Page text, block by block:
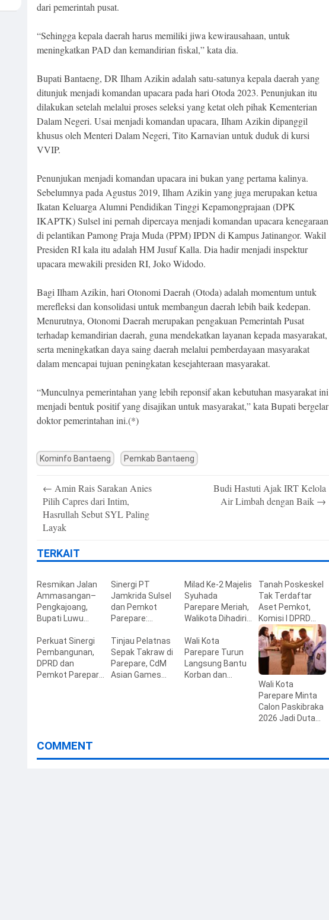
dari pemerintah pusat.
“Sehingga kepala daerah harus memiliki jiwa kewirausahaan, untuk
meningkatkan PAD dan kemandirian fiskal,” kata dia.
Bupati Bantaeng, DR Ilham Azikin adalah satu-satunya kepala daerah yang
ditunjuk menjadi komandan upacara pada hari Otoda 2023. Penunjukan itu
dilakukan setelah melalui proses seleksi yang ketat oleh pihak Kementerian
Dalam Negeri. Usai menjadi komandan upacara, Ilham Azikin dipanggil
khusus oleh Menteri Dalam Negeri, Tito Karnavian untuk duduk di kursi
VVIP.
Penunjukan menjadi komandan upacara ini bukan yang pertama kalinya.
Sebelumnya pada Agustus 2019, Ilham Azikin yang juga merupakan ketua
Ikatan Keluarga Alumni Pendidikan Tinggi Kepamongprajaan (DPK
IKAPTK) Sulsel ini pernah dipercaya menjadi komandan upacara kenegaraan
di pelantikan Pamong Praja Muda (PPM) IPDN di Kampus Jatinangor. Wakil
Presiden RI kala itu adalah HM Jusuf Kalla. Dia hadir menjadi inspektur
upacara mewakili presiden RI, Joko Widodo.
Bagi Ilham Azikin, hari Otonomi Daerah (Otoda) adalah momentum untuk
merefleksi dan konsolidasi untuk membangun daerah lebih baik kedepan.
Menurutnya, Otonomi Daerah merupakan pengakuan Pemerintah Pusat
terhadap kemandirian daerah, guna mendekatkan layanan kepada masyarakat,
serta meningkatkan daya saing daerah melalui pemberdayaan masyarakat
dalam mencapai tujuan peningkatan kesejahteraan masyarakat.
“Munculnya pemerintahan yang lebih reponsif akan kebutuhan masyarakat ini
menjadi bentuk positif yang disajikan untuk masyarakat,” kata Bupati bergelar
doktor pemerintahan ini.(*)
Kominfo Bantaeng Pemkab Bantaeng
navigation
← Amin Rais Sarakan Anies
Pilih Capres dari Intim,
Hasrullah Sebut SYL Paling
Layak
Budi Hastuti Ajak IRT Kelola
Air Limbah dengan Baik →
TERKAIT
Resmikan Jalan
Ammasangan–
Pengkajoang,
Bupati Luwu
Rawat
Infrastruktur
Sinergi PT
Jamkrida Sulsel
dan Pemkot
Parepare:
Pembiayaan dan
Ekosistem UMKM
Milad Ke-2 Majelis
Syuhada
Parepare Meriah,
Walikota Dihadiri
Jemaah di Masjid
Al Manar
Tanah Poskeskel
Tak Terdaftar
Aset Pemkot,
Komisi I DPRD
Parepare Telusuri
Riwayat Lahan
Perkuat Sinergi
Pembangunan,
DPRD dan
Pemkot Parepare
Tinjau Pelatnas
Sepak Takraw di
Parepare, CdM
Asian Games
Wali Kota
Parepare Turun
Langsung Bantu
Korban dan
Wali Kota
Parepare Minta
Calon Paskibraka
2026 Jadi Duta
COMMENT